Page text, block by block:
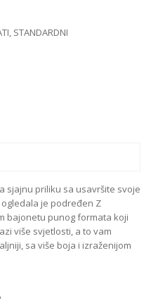
, STANDARDNI
sjajnu priliku sa usavršite svoje
je podređen Z
bajonetu punog formata koji
više svjetlosti, a to vam
sa više boja i izraženijom